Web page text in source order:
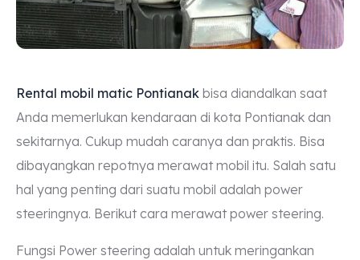
Rental mobil matic Pontianak bisa diandalkan saat
Anda memerlukan kendaraan di kota Pontianak dan
sekitarnya. Cukup mudah caranya dan praktis. Bisa
dibayangkan repotnya merawat mobil itu. Salah satu
hal yang penting dari suatu mobil adalah power
steeringnya. Berikut cara merawat power steering.
Fungsi Power steering adalah untuk meringankan